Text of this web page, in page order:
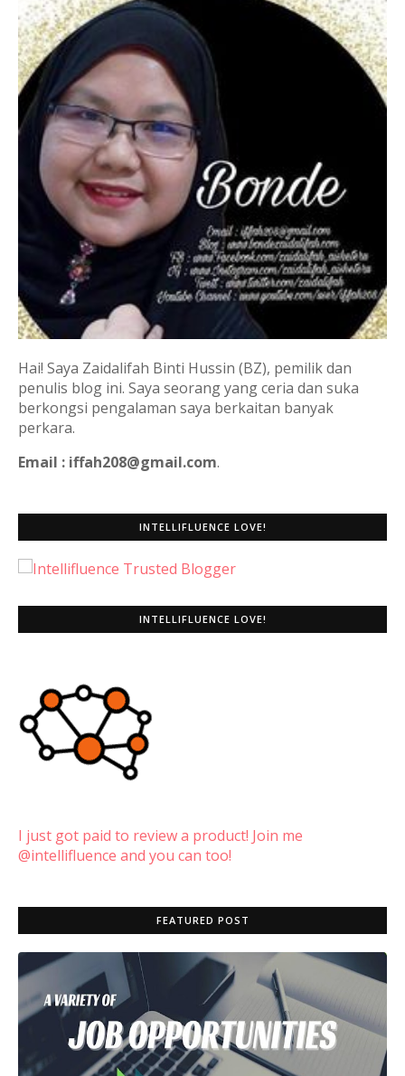
Hai! Saya Zaidalifah Binti Hussin (BZ), pemilik dan
penulis blog ini. Saya seorang yang ceria dan suka
berkongsi pengalaman saya berkaitan banyak
perkara.
Email : iffah208@gmail.com.
INTELLIFLUENCE LOVE!
INTELLIFLUENCE LOVE!
I just got paid to review a product! Join me
@intellifluence and you can too!
FEATURED POST